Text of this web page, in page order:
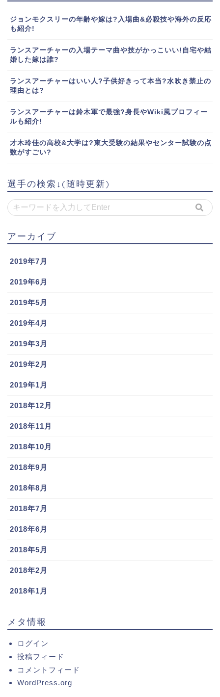
ジョンモクスリーの年齢や嫁は?入場曲&必殺技や海外の反応
も紹介!
ランスアーチャーの入場テーマ曲や技がかっこいい!自宅や結
婚した嫁は誰?
ランスアーチャーはいい人?子供好きって本当?水吹き禁止の
理由とは?
ランスアーチャーは鈴木軍で最強?身長やWiki風プロフィー
ルも紹介!
才木玲佳の高校&大学は?東大受験の結果やセンター試験の点
数がすごい?
選手の検索↓(随時更新)
アーカイブ
2019年7月
2019年6月
2019年5月
2019年4月
2019年3月
2019年2月
2019年1月
2018年12月
2018年11月
2018年10月
2018年9月
2018年8月
2018年7月
2018年6月
2018年5月
2018年2月
2018年1月
メタ情報
ログイン
投稿フィード
コメントフィード
WordPress.org